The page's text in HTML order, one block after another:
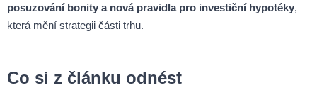
posuzování bonity a nová pravidla pro investiční hypotéky,
která mění strategii části trhu.
Co si z článku odnést